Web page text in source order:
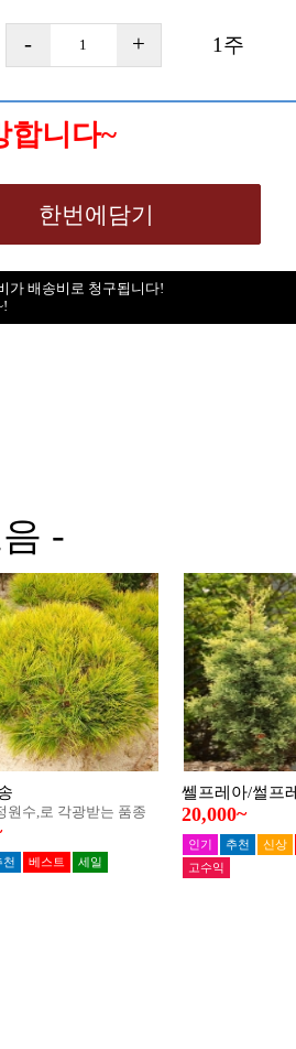
1 주
합니다~
가 배송비로 청구됩니다!
-